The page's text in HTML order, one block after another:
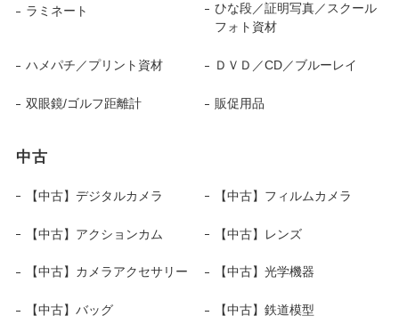
ラミネート
ひな段／証明写真／スクール
フォト資材
ハメパチ／プリント資材 ＤＶＤ／CD／ブルーレイ
双眼鏡/ゴルフ距離計 販促用品
中古
【中古】デジタルカメラ 【中古】フィルムカメラ
【中古】アクションカム 【中古】レンズ
【中古】カメラアクセサリー 【中古】光学機器
【中古】バッグ 【中古】鉄道模型